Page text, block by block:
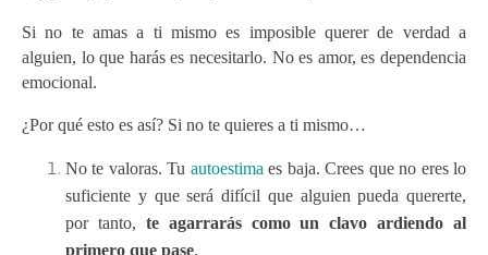
Si no te amas a ti mismo es imposible querer de verdad a
alguien, lo que harás es necesitarlo. No es amor, es dependencia
emocional.
¿Por qué esto es así? Si no te quieres a ti mismo…
No te valoras. Tu autoestima es baja. Crees que no eres lo
suficiente y que será difícil que alguien pueda quererte,
por tanto, te agarrarás como un clavo ardiendo al
primero que pase.